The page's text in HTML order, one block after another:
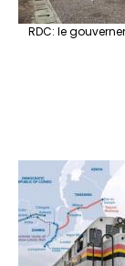
RDC: le